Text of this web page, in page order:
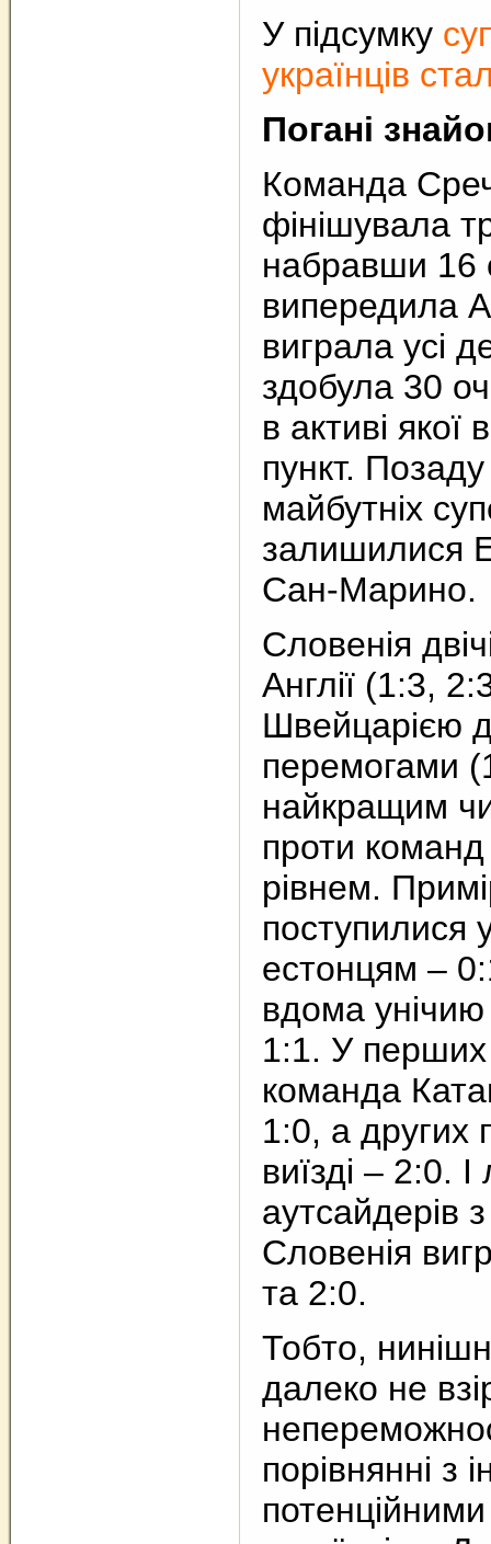
У підсумку
українців
Погані
Команда
фінішувала
набравши 16
випередила
виграла усі
здобула 30
в активі якої
пункт.
майбутніх
залишилися
Сан-Марино.
Словенія
Англії (1:3,
Швейцарією
перемогами
найкращим
проти
рівнем.
поступилися
естонцям –
вдома
1:1. У перших
команда
1:0, а других
виїзді – 2:0.
аутсайдерів
Словенія
та 2:0.
Тобто,
далеко не
порівнянні з